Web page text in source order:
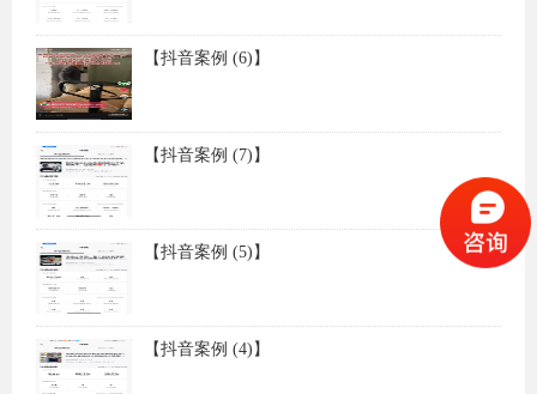
【抖音案例 (6)】
【抖音案例 (7)】
【抖音案例 (5)】
【抖音案例 (4)】